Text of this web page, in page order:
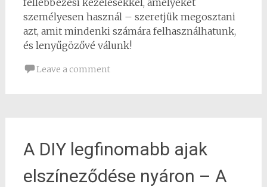
fellebbezési kezelésekkel, amelyeket
személyesen használ – szeretjük megosztani
azt, amit mindenki számára felhasználhatunk,
és lenyűgözővé válunk!
Leave a comment
A DIY legfinomabb ajak
elszíneződése nyáron – A